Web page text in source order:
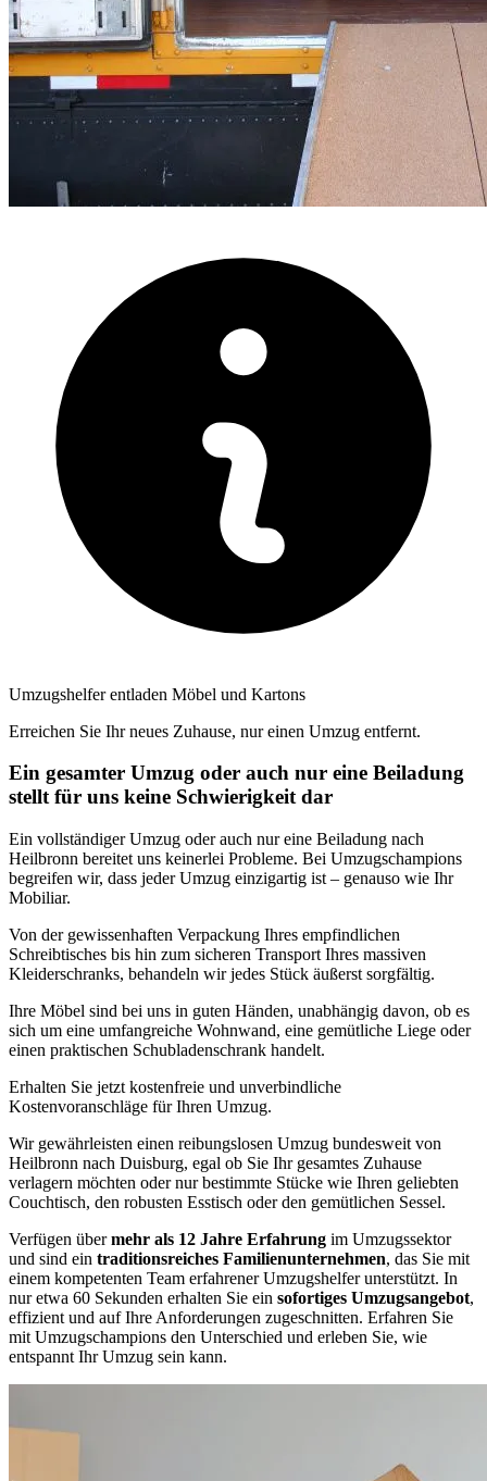
Umzugshelfer entladen Möbel und Kartons
Erreichen Sie Ihr neues Zuhause, nur einen Umzug entfernt.
Ein gesamter Umzug oder auch nur eine Beiladung
stellt für uns keine Schwierigkeit dar
Ein vollständiger Umzug oder auch nur eine Beiladung nach
Heilbronn bereitet uns keinerlei Probleme. Bei Umzugschampions
begreifen wir, dass jeder Umzug einzigartig ist – genauso wie Ihr
Mobiliar.
Von der gewissenhaften Verpackung Ihres empfindlichen
Schreibtisches bis hin zum sicheren Transport Ihres massiven
Kleiderschranks, behandeln wir jedes Stück äußerst sorgfältig.
Ihre Möbel sind bei uns in guten Händen, unabhängig davon, ob es
sich um eine umfangreiche Wohnwand, eine gemütliche Liege oder
einen praktischen Schubladenschrank handelt.
Erhalten Sie jetzt kostenfreie und unverbindliche
Kostenvoranschläge für Ihren Umzug.
Wir gewährleisten einen reibungslosen Umzug bundesweit von
Heilbronn nach Duisburg, egal ob Sie Ihr gesamtes Zuhause
verlagern möchten oder nur bestimmte Stücke wie Ihren geliebten
Couchtisch, den robusten Esstisch oder den gemütlichen Sessel.
Verfügen übermehr als 12 Jahre Erfahrung im Umzugssektor
und sind ein traditionsreiches Familienunternehmen, das Sie mit
einem kompetenten Team erfahrener Umzugshelfer unterstützt. In
nur etwa 60 Sekunden erhalten Sie ein sofortiges Umzugsangebot,
effizient und auf Ihre Anforderungen zugeschnitten. Erfahren Sie
mit Umzugschampions den Unterschied und erleben Sie, wie
entspannt Ihr Umzug sein kann.